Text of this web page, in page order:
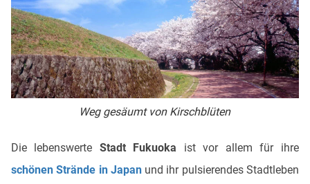
Weg gesäumt von Kirschblüten
Die lebenswerte Stadt Fukuoka ist vor allem für ihre
schönen Strände in Japanund ihr pulsierendes Stadtleben